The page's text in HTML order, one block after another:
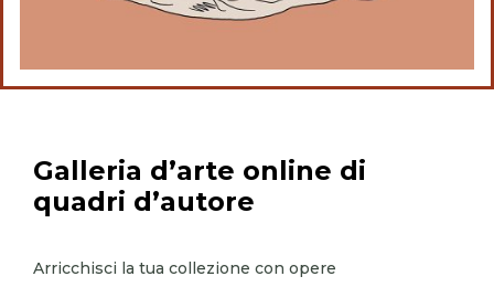
Galleria d’arte online di
quadri d’autore
Arricchisci la tua collezione con opere